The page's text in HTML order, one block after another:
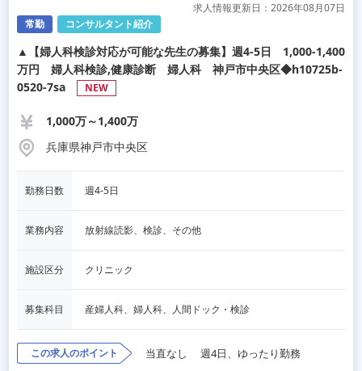
常勤 コンサルタント紹介
求人情報更新日：2026年08月07日
▲【婦人科検診対応が可能な先生の募集】週4-5日 1,000-1,400
万円 婦人科検診,健康診断 婦人科 神戸市中央区◆h10725b-
0520-7sa
NEW
1,000万～1,400万
兵庫県神戸市中央区
勤務日数 週4-5日
業務内容 放射線読影、検診、その他
施設区分 クリニック
募集科目 産婦人科、婦人科、人間ドック・検診
この求人のポイント 当直なし 週4日、ゆったり勤務